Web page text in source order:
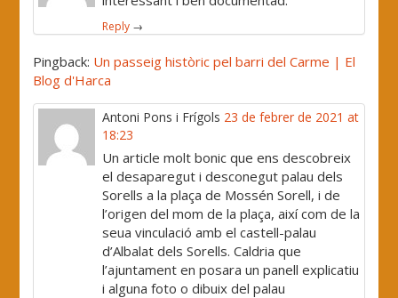
Reply →
Pingback: Un passeig històric pel barri del Carme | El
Blog d'Harca
Antoni Pons i Frígols 23 de febrer de 2021 at
18:23
Un article molt bonic que ens descobreix
el desaparegut i desconegut palau dels
Sorells a la plaça de Mossén Sorell, i de
l’origen del mom de la plaça, així com de la
seua vinculació amb el castell-palau
d’Albalat dels Sorells. Caldria que
l’ajuntament en posara un panell explicatiu
i alguna foto o dibuix del palau